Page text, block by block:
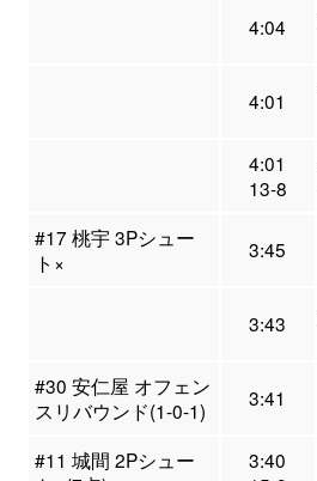
4:04
4:01
4:01
13-8
#17 桃宇 3Pシュー
ト×
3:45
3:43
#30 安仁屋 オフェン
スリバウンド(1-0-1)
3:41
#11 城間 2Pシュー
3:40